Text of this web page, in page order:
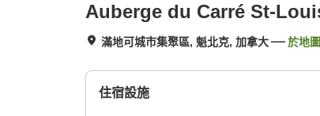
Auberge du Carré St-
滿地可城市集聚區, 魁北克, 加拿大 於地
住宿設施